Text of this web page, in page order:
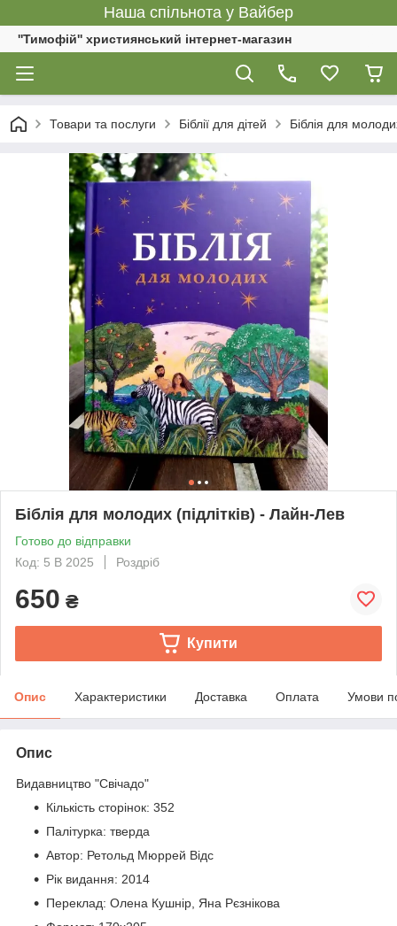
Наша спільнота у Вайбер
''Тимофій'' християнський інтернет-магазин
Товари та послуги Біблії для дітей Біблія для
Біблія для молодих (підлітків) - Лайн-Лев
Готово до відправки
Код: 5 В 2025
Роздріб
650 ₴
Купити
Опис Характеристики Доставка Оплата Умови
Опис
Видавництво "Свічадо"
Кількість сторінок: 352
Палітурка: тверда
Автор: Ретольд Мюррей Відс
Рік видання: 2014
Переклад: Олена Кушнір, Яна Рєзнікова